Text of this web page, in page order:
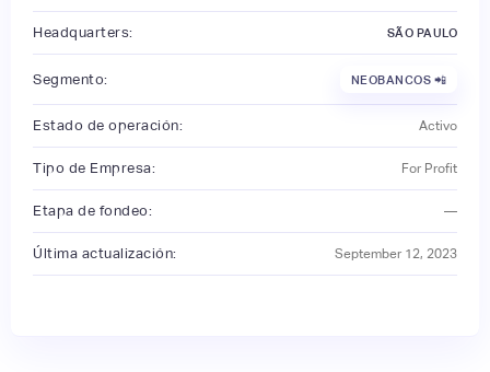
Headquarters: SÃO PAULO
Segmento: NEOBANCOS 📲
Estado de operación: Activo
Tipo de Empresa: For Profit
Etapa de fondeo: —
Última actualización: September 12, 2023